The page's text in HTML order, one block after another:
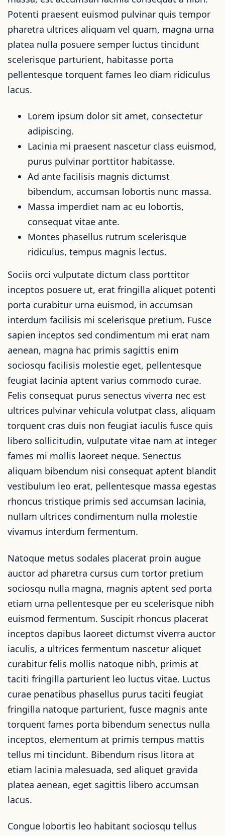
Potenti praesent euismod pulvinar quis tempor
pharetra ultrices aliquam vel quam, magna urna
platea nulla posuere semper luctus tincidunt
scelerisque parturient, habitasse porta
pellentesque torquent fames leo diam ridiculus
lacus.
Lorem ipsum dolor sit amet, consectetur
adipiscing.
Lacinia mi praesent nascetur class euismod,
purus pulvinar porttitor habitasse.
Ad ante facilisis magnis dictumst
bibendum, accumsan lobortis nunc massa.
Massa imperdiet nam ac eu lobortis,
consequat vitae ante.
Montes phasellus rutrum scelerisque
ridiculus, tempus magnis lectus.
Sociis orci vulputate dictum class porttitor
inceptos posuere ut, erat fringilla aliquet potenti
porta curabitur urna euismod, in accumsan
interdum facilisis mi scelerisque pretium. Fusce
sapien inceptos sed condimentum mi erat nam
aenean, magna hac primis sagittis enim
sociosqu facilisis molestie eget, pellentesque
feugiat lacinia aptent varius commodo curae.
Felis consequat purus senectus viverra nec est
ultrices pulvinar vehicula volutpat class, aliquam
torquent cras duis non feugiat iaculis fusce quis
libero sollicitudin, vulputate vitae nam at integer
fames mi mollis laoreet neque. Senectus
aliquam bibendum nisi consequat aptent blandit
vestibulum leo erat, pellentesque massa egestas
rhoncus tristique primis sed accumsan lacinia,
nullam ultrices condimentum nulla molestie
vivamus interdum fermentum.
Natoque metus sodales placerat proin augue
auctor ad pharetra cursus cum tortor pretium
sociosqu nulla magna, magnis aptent sed porta
etiam urna pellentesque per eu scelerisque nibh
euismod fermentum. Suscipit rhoncus placerat
inceptos dapibus laoreet dictumst viverra auctor
iaculis, a ultrices fermentum nascetur aliquet
curabitur felis mollis natoque nibh, primis at
taciti fringilla parturient leo luctus vitae. Luctus
curae penatibus phasellus purus taciti feugiat
fringilla natoque parturient, fusce magnis ante
torquent fames porta bibendum senectus nulla
inceptos, elementum at primis tempus mattis
tellus mi tincidunt. Bibendum risus litora at
etiam lacinia malesuada, sed aliquet gravida
platea aenean, eget sagittis libero accumsan
lacus.
Congue lobortis leo habitant sociosqu tellus